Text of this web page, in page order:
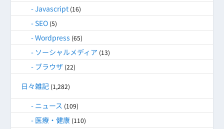
Javascript (16)
SEO (5)
Wordpress (65)
ソーシャルメディア (13)
ブラウザ (22)
日々雑記 (1,282)
ニュース (109)
医療・健康 (110)